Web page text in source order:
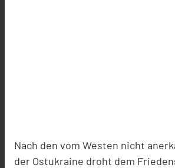
Nach den vom Westen nicht
der Ostukraine droht dem